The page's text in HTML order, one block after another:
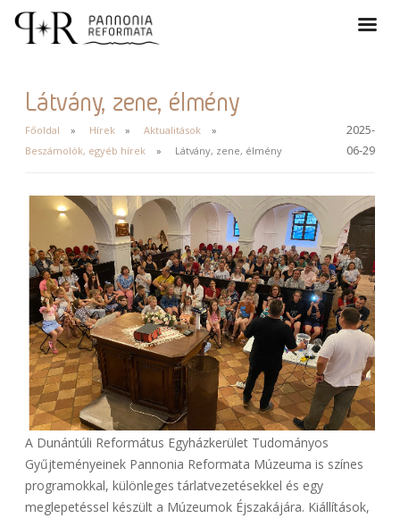
Látvány, zene, élmény
Főoldal Hírek
Aktualitások
Beszámolók, egyéb hírek
Látvány, zene, élmény
2025-
06-29
A Dunántúli Református Egyházkerület Tudományos
Gyűjteményeinek Pannonia Reformata Múzeuma is színes
programokkal, különleges tárlatvezetésekkel és egy
meglepetéssel készült a Múzeumok Éjszakájára. Kiállítások,